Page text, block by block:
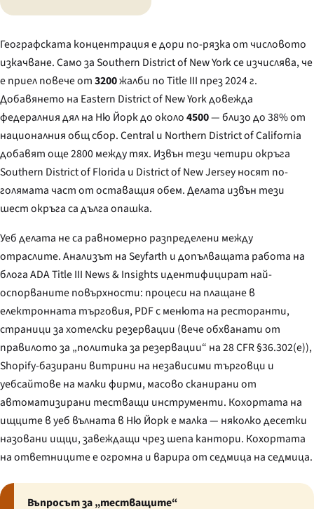
Географската концентрация е дори по-рязка от числовото
изкачване. Само за Southern District of New York се изчислява, че
е приел повече от3200жалби по Title III през 2024 г.
Добавянето на Eastern District of New York довежда
федералния дял на Ню Йорк до около4500— близо до 38% от
националния общ сбор. Central и Northern District of California
добавят още 2800 между тях. Извън тези четири окръга
Southern District of Florida и District of New Jersey носят по-
голямата част от оставащия обем. Делата извън тези
шест окръга са дълга опашка.
Уеб делата не са равномерно разпределени между
отраслите. Анализът на Seyfarth и допълващата работа на
блогаADA Title III News & Insights идентифицират най-
оспорваните повърхности: процеси на плащане в
електронната търговия, PDF с менюта на ресторанти,
страници за хотелски резервации (вече обхванати от
правилото за „политика за резервации“ на 28 CFR §36.302(e)),
Shopify-базирани витрини на независими търговци и
уебсайтове на малки фирми, масово сканирани от
автоматизирани тестващи инструменти. Кохортата на
ищците в уеб вълната в Ню Йорк е малка — няколко десетки
назовани ищци, завеждащи чрез шепа кантори. Кохортата
на ответниците е огромна и варира от седмица на седмица.
Въпросът за „тестващите“